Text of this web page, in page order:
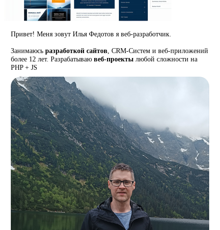
Привет! Меня зовут Илья Федотов я веб-разработчик.
Занимаюсьразработкой сайтов, CRM-Систем и веб-приложений
более 12 лет. Разрабатываювеб-проекты любой сложности на
PHP + JS